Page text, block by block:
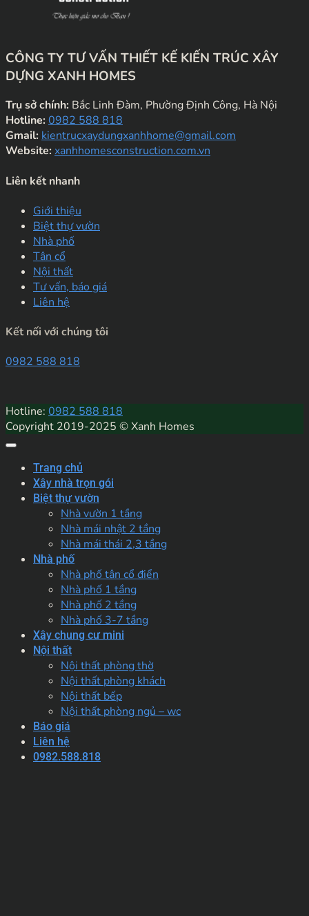
CÔNG TY TƯ VẤN THIẾT KẾ KIẾN TRÚC XÂY
DỰNG XANH HOMES
Trụ sở chính: Bắc Linh Đàm, Phường Định Công, Hà Nội
Hotline:0982 588 818
Gmail: kientrucxaydungxanhhome@gmail.com
Website:xanhhomesconstruction.com.vn
Liên kết nhanh
Giới thiệu
Biệt thự vườn
Nhà phố
Tân cổ
Nội thất
Tư vấn, báo giá
Liên hệ
Kết nối với chúng tôi
0982 588 818
Hotline: 0982 588 818
Copyright 2019-2025 © Xanh Homes
Trang chủ
Xây nhà trọn gói
Biệt thự vườn
Nhà vườn 1 tầng
Nhà mái nhật 2 tầng
Nhà mái thái 2,3 tầng
Nhà phố
Nhà phố tân cổ điển
Nhà phố 1 tầng
Nhà phố 2 tầng
Nhà phố 3-7 tầng
Xây chung cư mini
Nội thất
Nội thất phòng thờ
Nội thất phòng khách
Nội thất bếp
Nội thất phòng ngủ – wc
Báo giá
Liên hệ
0982.588.818